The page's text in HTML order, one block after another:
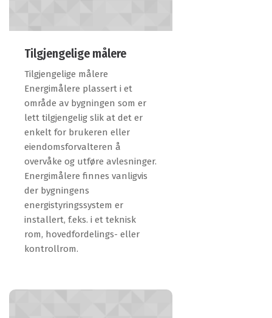
Tilgjengelige målere
Tilgjengelige målere
Energimålere plassert i et
område av bygningen som er
lett tilgjengelig slik at det er
enkelt for brukeren eller
eiendomsforvalteren å
overvåke og utføre avlesninger.
Energimålere finnes vanligvis
der bygningens
energistyringssystem er
installert, f.eks. i et teknisk
rom, hovedfordelings- eller
kontrollrom.